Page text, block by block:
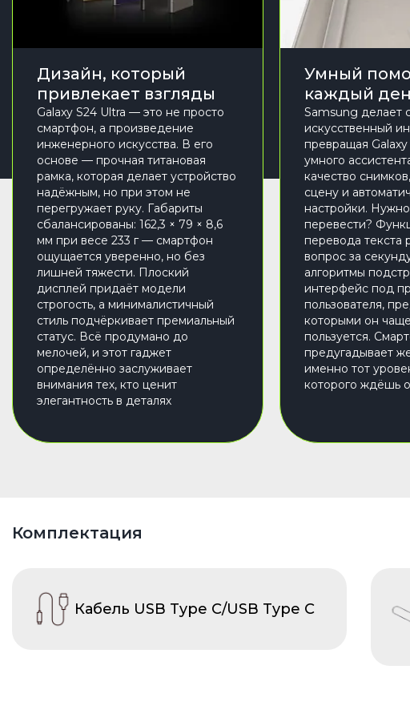
Дизайн, который
привлекает взгляды
Galaxy S24 Ultra — это не просто
смартфон, а произведение
инженерного искусства. В его
основе — прочная титановая
рамка, которая делает устройство
надёжным, но при этом не
перегружает руку. Габариты
сбалансированы: 162,3 × 79 × 8,6
мм при весе 233 г — смартфон
ощущается уверенно, но без
лишней тяжести. Плоский
дисплей придаёт модели
строгость, а минималистичный
стиль подчёркивает премиальный
статус. Всё продумано до
мелочей, и этот гаджет
определённо заслуживает
внимания тех, кто ценит
элегантность в деталях
Умный
каждый
Samsung делает
искусственный
превращая Galaxy
умного
качество
сцену и
настройки.
перевести?
перевода текста
вопрос за
алгоритмы
интерфейс под
пользователя,
которыми он
пользуется.
предугадывает
именно тот
которого ждёшь
Комплектация
Кабель USB Type C/USB Type C